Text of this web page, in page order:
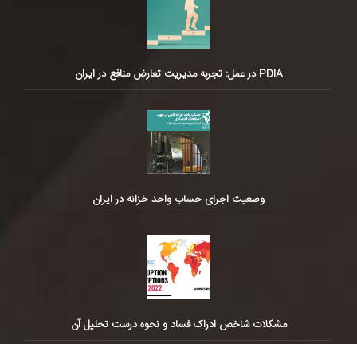
PDIA در عمل: تجربه مدیریت تعارض منافع در ایران
وضعیت اجرای حساب واحد خزانه در ایران
مشکلات شاخص ادراک فساد و نحوه درست تحلیل آن